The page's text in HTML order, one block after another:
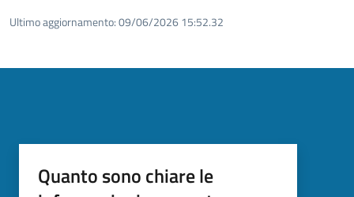
Ultimo aggiornamento:09/06/2026 15:52.32
Quanto sono chiare le